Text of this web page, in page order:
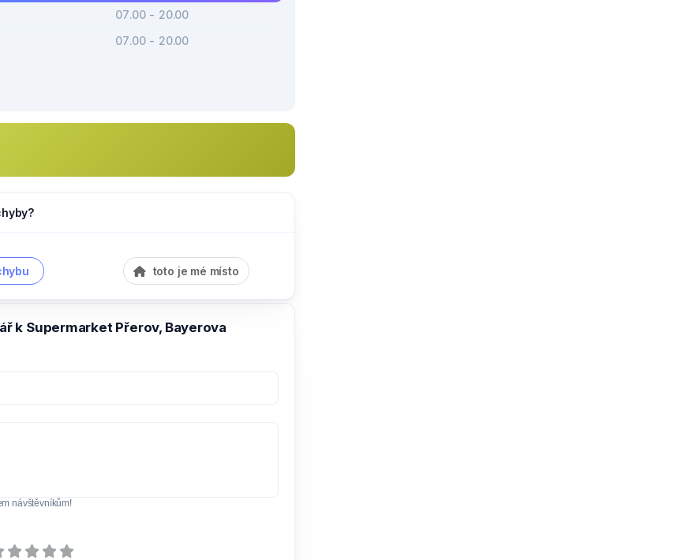
07.00 - 20.00
07.00 - 20.00
toto je mé místo
k Supermarket Přerov, Bayerova
návštěvníkům!